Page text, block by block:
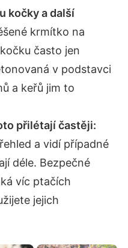
kočky a další
krmítko na
často jen
v podstavci
a keřů jim to
přilétají častěji:
a vidí případné
déle. Bezpečné
víc ptačích
jejich